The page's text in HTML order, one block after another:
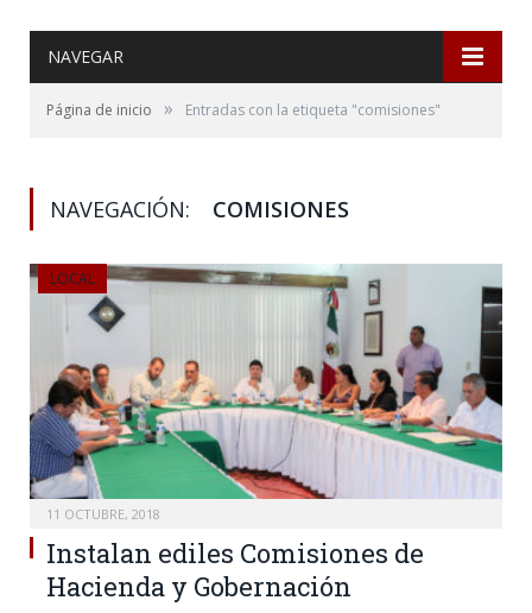
NAVEGAR
Página de inicio » Entradas con la etiqueta "comisiones"
NAVEGACIÓN: COMISIONES
LOCAL
11 OCTUBRE, 2018
Instalan ediles Comisiones de
Hacienda y Gobernación